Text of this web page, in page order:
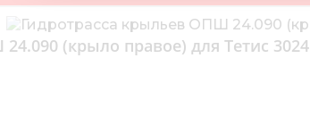
(крыло правое) для Тетис 3024